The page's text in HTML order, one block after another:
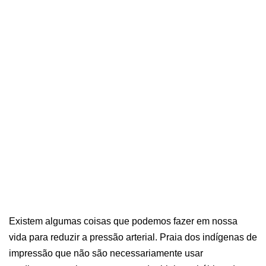
Existem algumas coisas que podemos fazer em nossa
vida para reduzir a pressão arterial. Praia dos indígenas de
impressão que não são necessariamente usar